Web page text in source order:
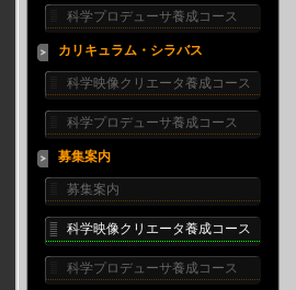
科学プロデューサ養成コース
カリキュラム・シラバス
科学映像クリエータ養成コース
科学プロデューサ養成コース
募集案内
募集案内
科学映像クリエータ養成コース
科学プロデューサ養成コース